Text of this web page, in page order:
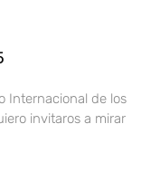
Internacional de los
invitaros a mirar